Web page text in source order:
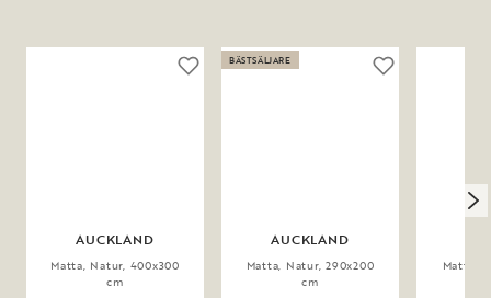
AUCKLAND
Matta, Natur, 400x300
cm
AUCKLAND
Matta, Natur, 290x200
cm
BÄSTSÄLJARE
Matta,